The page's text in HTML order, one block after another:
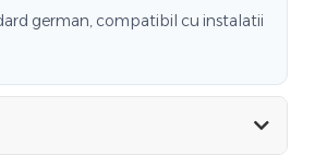
german, compatibil cu instalatii